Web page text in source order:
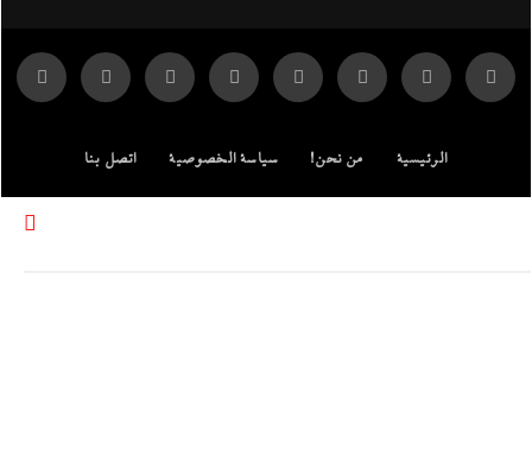
الرئيسية من نحن! سياسة الخصوصية اتصل بنا